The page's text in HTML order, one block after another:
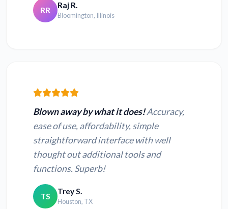
RR Raj R.
Bloomington, Illinois
Blown away by what it does!Accuracy,
ease of use, affordability, simple
straightforward interface with well
thought out additional tools and
functions. Superb!
TS Trey S.
Houston, TX